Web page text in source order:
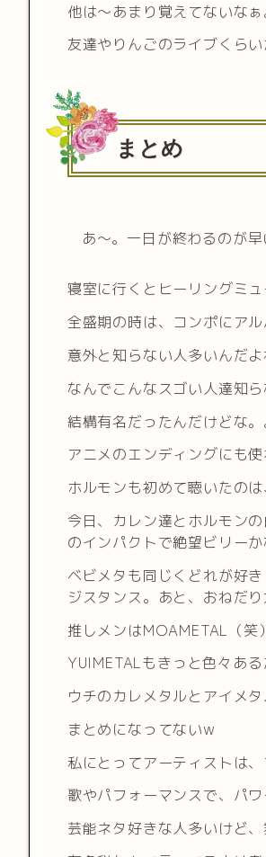
他は〜あまり覚えてないなぁ
友達やりんごのライブくら
まとめ
あ〜。一日が終わるのが
寝室に行くとヒーリングミ
全盛期の時は、コンポにア
意外と知らない人多いんだよ
なんでこんなスゴい人達知
結構有名だったんだけどな。
アニメのエンディングにも
ホルモンも初めて聴いたの
今日、カレン達とホルモン
のインパクトで絶望ビリーか
ベビメタも同じくどれが好
ジスタンス。あと、おねだり
推しメンはMOAMETAL（笑
YUIMETALもきっと色々あ
ウチのカレメタルとアイメ
まとめになってないw
私にとってアーティストは
歌やパフォーマンスで、パ
芸能ネタ好きな人多いけど